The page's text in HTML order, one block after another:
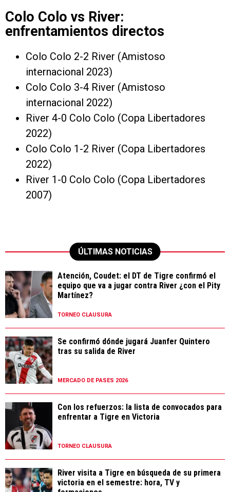
Colo Colo vs River:
enfrentamientos directos
Colo Colo 2-2 River (Amistoso
internacional 2023)
Colo Colo 3-4 River (Amistoso
internacional 2022)
River 4-0 Colo Colo (Copa Libertadores
2022)
Colo Colo 1-2 River (Copa Libertadores
2022)
River 1-0 Colo Colo (Copa Libertadores
2007)
ÚLTIMAS NOTICIAS
Atención, Coudet: el DT de Tigre confirmó el
equipo que va a jugar contra River ¿con el Pity
Martínez?
TORNEO CLAUSURA
Se confirmó dónde jugará Juanfer Quintero
tras su salida de River
MERCADO DE PASES 2026
Con los refuerzos: la lista de convocados para
enfrentar a Tigre en Victoria
TORNEO CLAUSURA
River visita a Tigre en búsqueda de su primera
victoria en el semestre: hora, TV y